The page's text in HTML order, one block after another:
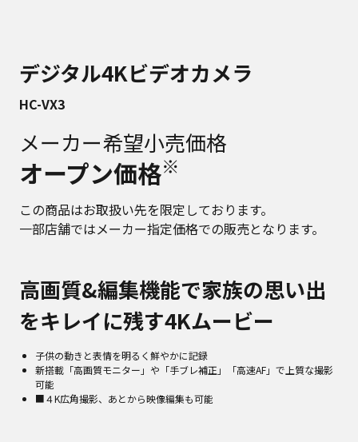
デジタル4Kビデオカメラ
HC-VX3
メーカー希望小売価格
オープン価格※
この商品はお取扱い先を限定しております。
一部店舗ではメーカー指定価格での販売となります。
高画質&編集機能で家族の思い出
をキレイに残す4Kムービー
子供の動きと表情を明るく鮮やかに記録
新搭載「高画質モニター」や「手ブレ補正」「高速AF」で上質な撮影
可能
■４K広角撮影、あとから映像編集も可能